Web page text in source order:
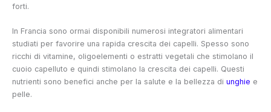
forti.
In Francia sono ormai disponibili numerosi integratori alimentari
studiati per favorire una rapida crescita dei capelli. Spesso sono
ricchi di vitamine, oligoelementi o estratti vegetali che stimolano il
cuoio capelluto e quindi stimolano la crescita dei capelli. Questi
nutrienti sono benefici anche per la salute e la bellezza di unghie e
pelle.